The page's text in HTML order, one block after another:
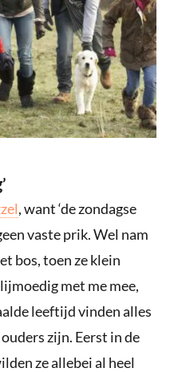
, want ‘de zondagse
vaste prik. Wel nam
bos, toen ze klein
met me mee,
leeftijd vinden alles
zijn. Eerst in de
ze allebei al heel